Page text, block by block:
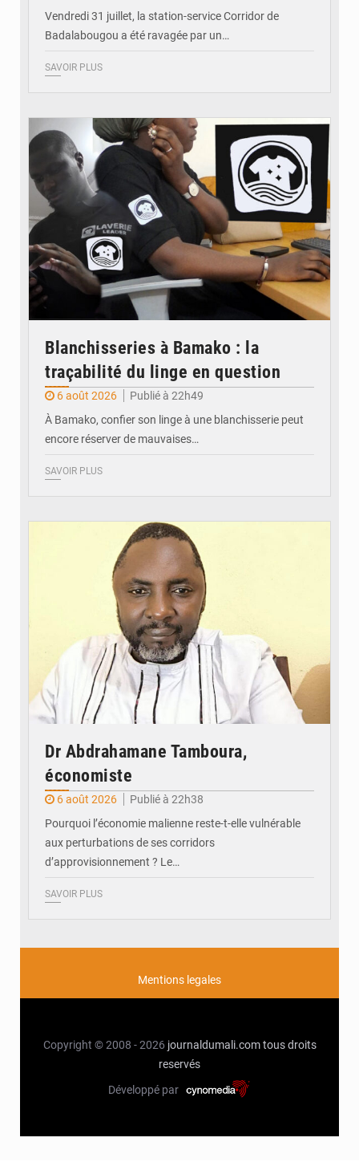
Vendredi 31 juillet, la station-service Corridor de
Badalabougou a été ravagée par un…
SAVOIR PLUS
Blanchisseries à Bamako : la
traçabilité du linge en question
6 août 2026
Publié à 22h49
À Bamako, confier son linge à une blanchisserie peut
encore réserver de mauvaises…
SAVOIR PLUS
Dr Abdrahamane Tamboura,
économiste
6 août 2026
Publié à 22h38
Pourquoi l’économie malienne reste-t-elle vulnérable
aux perturbations de ses corridors
d’approvisionnement ? Le…
SAVOIR PLUS
Mentions legales
Copyright © 2008 - 2026 journaldumali.com tous droits
reservés
Développé par